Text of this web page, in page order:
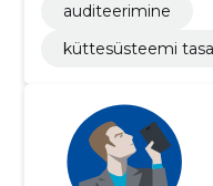
auditeerimine
küttesüsteemi